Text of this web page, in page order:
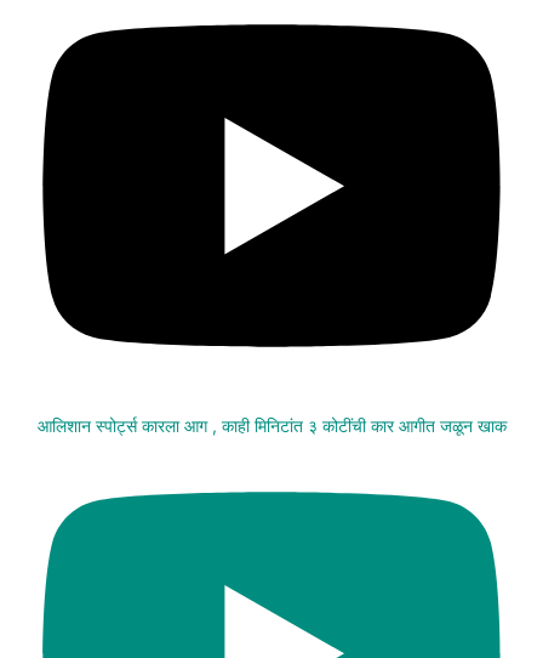
आलिशान स्पोर्ट्स कारला आग , काही मिनिटांत ३ कोटींची कार आगीत जळून खाक